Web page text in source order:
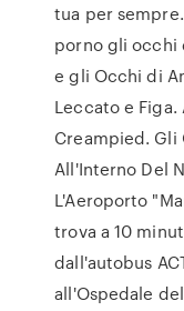
tua per
porno gli occhi
e gli Occhi di
Leccato e Figa.
Creampied. Gli
All'Interno Del
L'Aeroporto
trova a 10
dall'autobus
all'Ospedale